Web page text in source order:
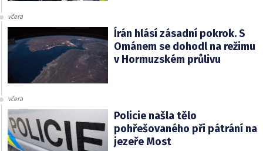
včera
Írán hlásí zásadní pokrok. S
Ománem se dohodl na režimu
v Hormuzském průlivu
včera
Policie našla tělo
pohřešovaného při pátrání na
jezeře Most